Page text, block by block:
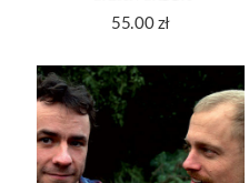
55.00 zł